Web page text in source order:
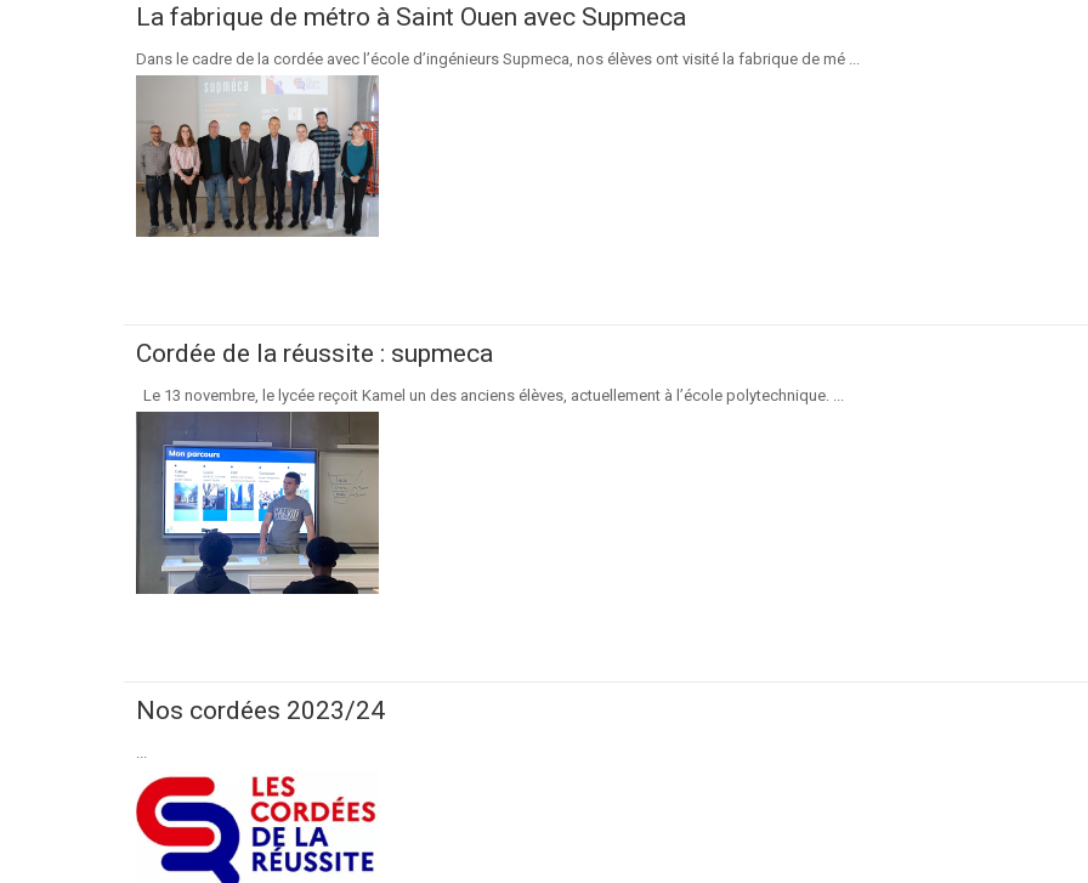
La fabrique de métro à Saint Ouen avec Supmeca
Dans le cadre de la cordée avec l’école d’ingénieurs Supmeca, nos élèves ont visité la fabrique de mé ...
Cordée de la réussite : supmeca
Le 13 novembre, le lycée reçoit Kamel un des anciens élèves, actuellement à l’école polytechnique. ...
Nos cordées 2023/24